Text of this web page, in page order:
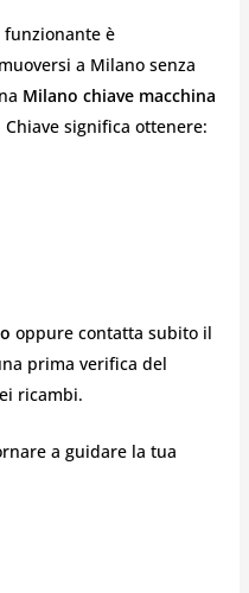
è
a Milano senza
Milano chiave macchina
Chiave significa ottenere:
oppure contatta subito il
prima verifica del
ricambi.
a guidare la tua